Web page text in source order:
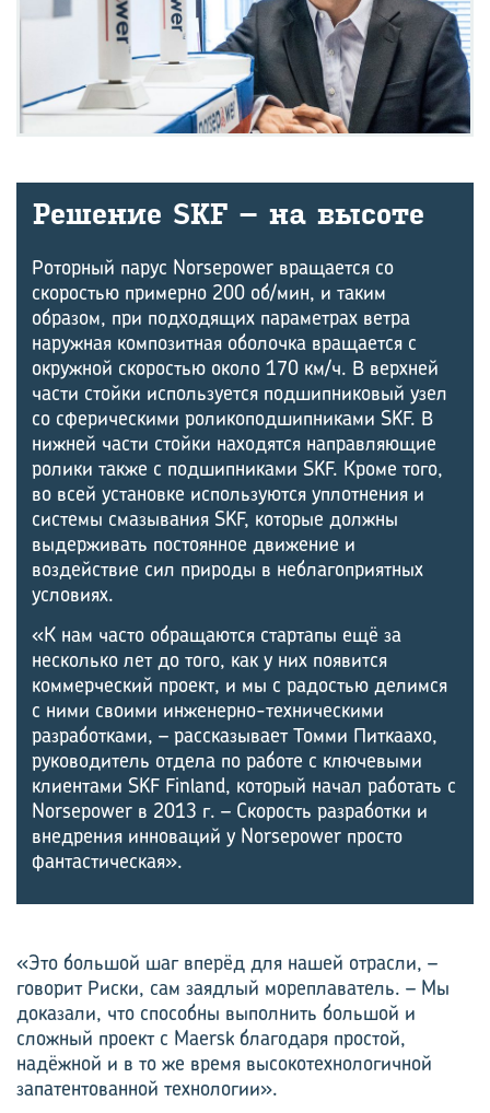
Ре­ше­ние SKF – на вы­со­те
Роторный парус Norsepower вращается со
скоростью примерно 200 об/мин, и таким
образом, при подходящих параметрах ветра
наружная композитная оболочка вращается с
окружной скоростью около 170 км/ч. В верхней
части стойки используется подшипниковый узел
со сферическими роликоподшипниками SKF. В
нижней части стойки находятся направляющие
ролики также с подшипниками SKF. Кроме того,
во всей установке используются уплотнения и
системы смазывания SKF, которые должны
выдерживать постоянное движение и
воздействие сил природы в неблагоприятных
условиях.
«К нам часто обращаются стартапы ещё за
несколько лет до того, как у них появится
коммерческий проект, и мы с радостью делимся
с ними своими инженерно-техническими
разработками, – рассказывает Томми Питкаахо,
руководитель отдела по работе с ключевыми
клиентами SKF Finland, который начал работать с
Norsepower в 2013 г. – Скорость разработки и
внедрения инноваций у Norsepower просто
фантастическая».
«Это большой шаг вперёд для нашей отрасли, –
говорит Риски, сам заядлый мореплаватель. – Мы
доказали, что способны выполнить большой и
сложный проект с Maersk благодаря простой,
надёжной и в то же время высокотехнологичной
запатентованной технологии».